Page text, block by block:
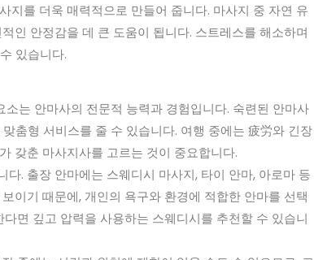
지를 더욱 매력적으로 만들어 줍니다. 마사지 중 자연 유
인 안정감을 데 큰 도움이 됩니다. 스트레스를 해소하며
있습니다.
는 안마사의 전문적 능력과 경험입니다. 숙련된 안마사
춤형 서비스를 줄 수 있습니다. 여행 중에는 疲労와 긴장
갖춘 마사지사를 고르는 것이 중요합니다.
. 출장 안마에는 스웨디시 마사지, 타이 안마, 아로마 등
이기 때문에, 개인의 욕구와 환경에 적합한 안마를 선택
면 깊고 압력을 사용하는 스웨디시를 추천할 수 있습니